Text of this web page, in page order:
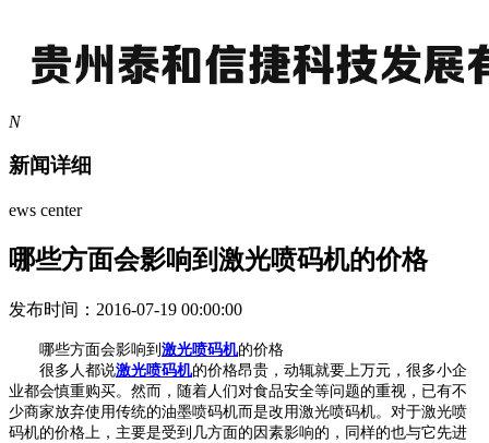
N
新闻详细
ews center
哪些方面会影响到激光喷码机的价格
发布时间：2016-07-19 00:00:00
哪些方面会影响到 激光喷码机的价格
很多人都说激光喷码机的价格昂贵，动辄就要上万元，很多小企
业都会慎重购买。然而，随着人们对食品安全等问题的重视，已有不
少商家放弃使用传统的油墨喷码机而是改用激光喷码机。对于激光喷
码机的价格上，主要是受到几方面的因素影响的，同样的也与它先进